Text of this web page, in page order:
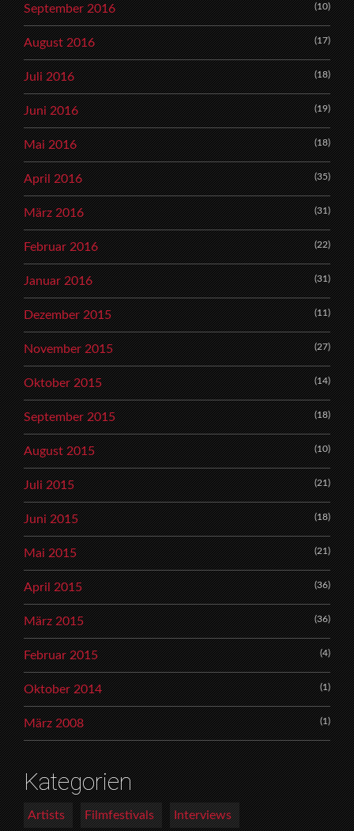
September 2016 (10)
August 2016 (17)
Juli 2016 (18)
Juni 2016 (19)
Mai 2016 (18)
April 2016 (35)
März 2016 (31)
Februar 2016 (22)
Januar 2016 (31)
Dezember 2015 (11)
November 2015 (27)
Oktober 2015 (14)
September 2015 (18)
August 2015 (10)
Juli 2015 (21)
Juni 2015 (18)
Mai 2015 (21)
April 2015 (36)
März 2015 (36)
Februar 2015 (4)
Oktober 2014 (1)
März 2008 (1)
Kategorien
Artists Filmfestivals Interviews